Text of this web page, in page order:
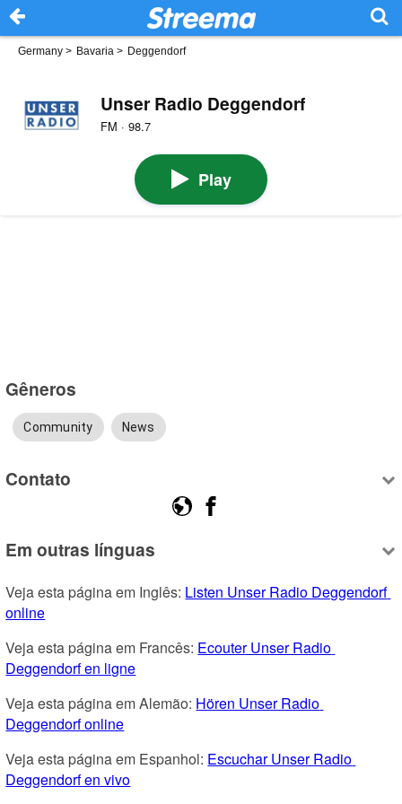
Germany > Bavaria > Deggendorf
Unser Radio Deggendorf
FM · 98.7
Play
Gêneros
Community News
Contato
Em outras línguas
Veja esta página em Inglês: Listen Unser Radio Deggendorf
online
Veja esta página em Francês: Ecouter Unser Radio
Deggendorf en ligne
Veja esta página em Alemão: Hören Unser Radio
Deggendorf online
Veja esta página em Espanhol: Escuchar Unser Radio
Deggendorf en vivo